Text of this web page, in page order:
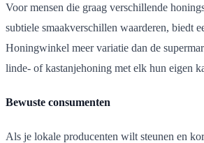
Voor mensen die graag verschillende
subtiele smaakverschillen waarderen, biedt
Honingwinkel meer variatie dan de
linde- of kastanjehoning met elk hun eigen
Bewuste consumenten
Als je lokale producenten wilt steunen en